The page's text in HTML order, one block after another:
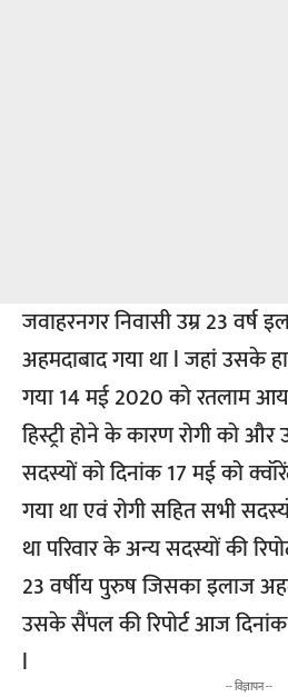
जवाहरनगर निवासी उम्र 23 वर्ष
अहमदाबाद गया था l जहां उसके
गया 14 मई 2020 को रतलाम
हिस्ट्री होने के कारण रोगी को
सदस्यों को दिनांक 17 मई को
गया था एवं रोगी सहित सभी
था परिवार के अन्य सदस्यों की
23 वर्षीय पुरुष जिसका इलाज
उसके सैंपल की रिपोर्ट आज दिनांक
l
-- विज्ञापन --